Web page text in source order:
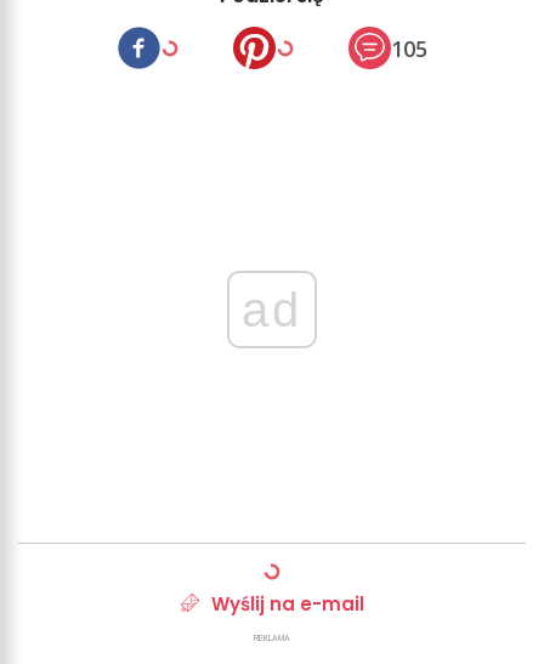
105
ad
Wyślij na e-mail
REKLAMA